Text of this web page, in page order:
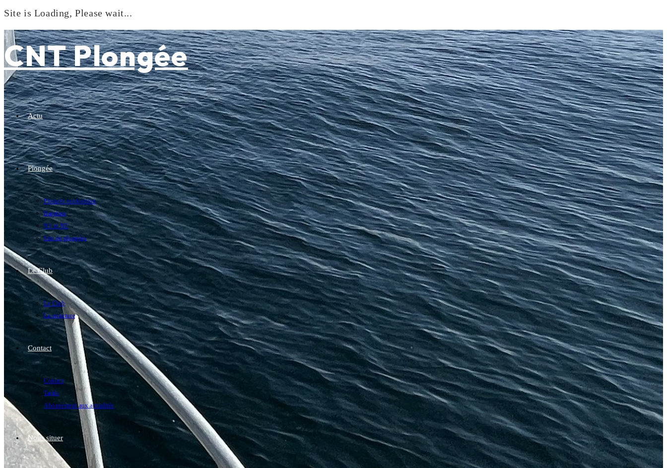
Site is Loading, Please wait...
to
content
CNT Plongée
Actu
Plongée
Plongée exploration
Baptême
N1 et N2
Site de plongées
Le Club
Le Club
La structure
Contact
Contact
Tarifs
Abonnement aux actualités
Nous situer